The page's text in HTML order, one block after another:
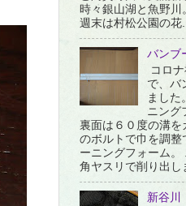
時々銀山湖と魚野川
週末は村松公園の花
バンブ
コロ
で、バ
ました
ニング
裏面は６０度の溝を
のボルトで巾を調整
ーニングフォーム
角ヤスリで削り出し
新谷川